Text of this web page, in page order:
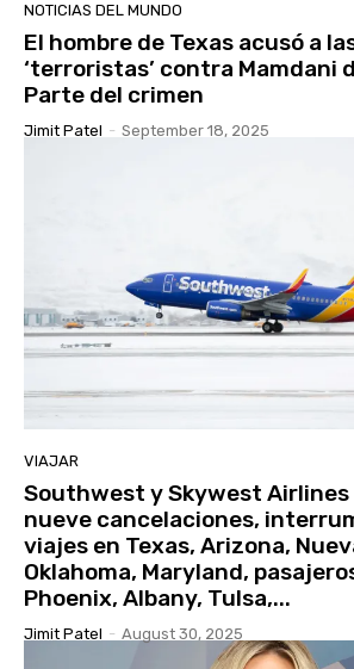
NOTICIAS DEL MUNDO
El hombre de Texas acusó a
‘terroristas’ contra Mamdani
Parte del crimen
Jimit Patel - September 18, 2025
VIAJAR
Southwest y Skywest Airlines
nueve cancelaciones,
viajes en Texas, Arizona,
Oklahoma, Maryland,
Phoenix, Albany, Tulsa,...
Jimit Patel - August 30, 2025